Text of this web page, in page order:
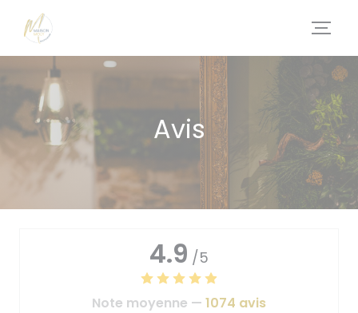
Personnalisation de vos choix en matière de cookies
Avis
4.9 /5
Note moyenne — 1074 avis